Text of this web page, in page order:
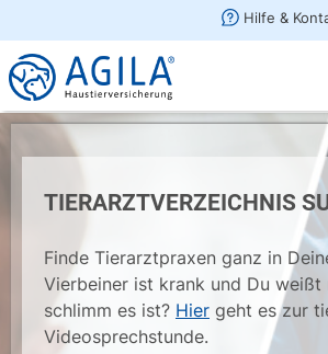
TIERARZTVERZEICHNIS
Finde Tierarztpraxen ganz in
Vierbeiner ist krank und Du weißt
schlimm es ist? Hier geht es zur
Videosprechstunde.
×
AGILA Kunden-App
Gratis - Im Play Store laden